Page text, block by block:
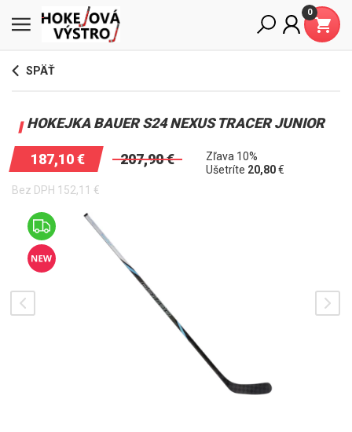
0
SPÄŤ
HOKEJKA BAUER S24 NEXUS TRACER JUNIOR
187,10€ 207,90€
Zľava 10%
Ušetríte 20,80€
Bez DPH 152,11 €